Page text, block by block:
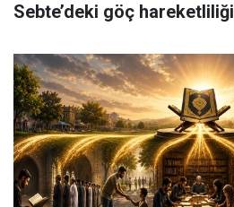
Sebte’deki göç hareketliliği